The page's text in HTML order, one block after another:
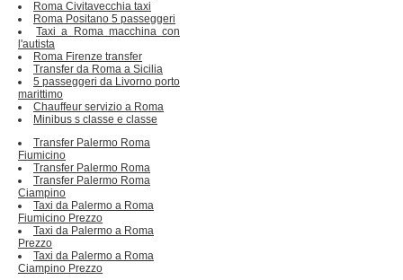
Roma Civitavecchia taxi
Roma Positano 5 passeggeri
Taxi a Roma macchina con
l'autista
Roma Firenze transfer
Transfer da Roma a Sicilia
5 passeggeri da Livorno porto
marittimo
Chauffeur servizio a Roma
Minibus s classe e classe
Transfer Palermo Roma
Fiumicino
Transfer Palermo Roma
Transfer Palermo Roma
Ciampino
Taxi da Palermo a Roma
Fiumicino Prezzo
Taxi da Palermo a Roma
Prezzo
Taxi da Palermo a Roma
Ciampino Prezzo